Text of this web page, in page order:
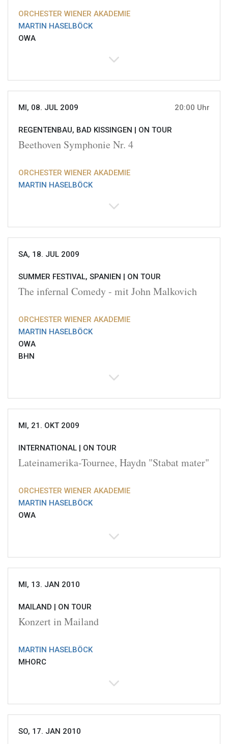
ORCHESTER WIENER AKADEMIE
MARTIN HASELBÖCK
OWA
MI, 08. JUL 2009 20:00 Uhr
REGENTENBAU, BAD KISSINGEN | ON TOUR
Beethoven Symphonie Nr. 4
ORCHESTER WIENER AKADEMIE
MARTIN HASELBÖCK
SA, 18. JUL 2009
SUMMER FESTIVAL, SPANIEN | ON TOUR
The infernal Comedy - mit John Malkovich
ORCHESTER WIENER AKADEMIE
MARTIN HASELBÖCK
OWA
BHN
MI, 21. OKT 2009
INTERNATIONAL | ON TOUR
Lateinamerika-Tournee, Haydn "Stabat mater"
ORCHESTER WIENER AKADEMIE
MARTIN HASELBÖCK
OWA
MI, 13. JAN 2010
MAILAND | ON TOUR
Konzert in Mailand
MARTIN HASELBÖCK
MHORC
SO, 17. JAN 2010